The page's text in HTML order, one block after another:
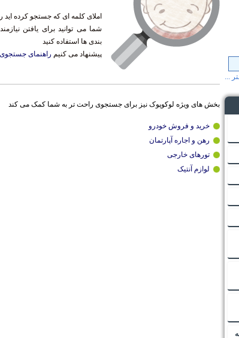
املای کلمه ای که جستجو کرده اید
شما می توانید برای یافتن
بندی ها استفاده کنید
پیشنهاد می کنیم راهنمای
بخش های ویژه لوکوپوک نیز برای جستجوی راحت تر به شما کمک می کند
خرید و فروش خودرو
رهن و اجاره آپارتمان
تورهای خارجی
لوازم آنتیک
...